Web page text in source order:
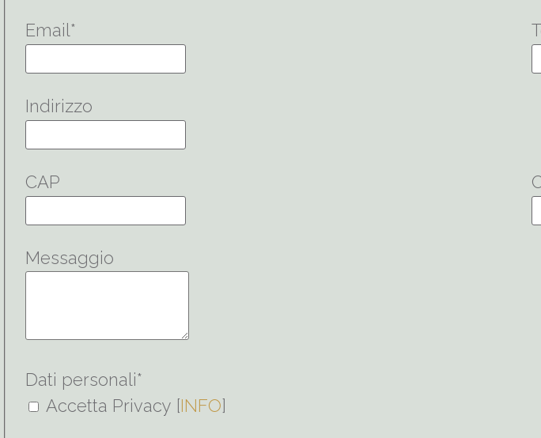
Email*
Indirizzo
CAP
Messaggio
Dati personali*
Accetta Privacy [INFO]